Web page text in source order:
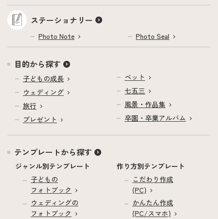
ステーショナリー
Photo Note Photo Seal
目的から探す
子どもの成長
ウェディング
旅行
プレゼント
ペット
七五三
風景・作品集
卒園・卒業アルバム
テンプレートから探す
ジャンル別テンプレート
子どもの
フォトブック
ウェディングの
フォトブック
作り方別テンプレート
こだわり作成
(PC)
かんたん作成
(PC/スマホ)